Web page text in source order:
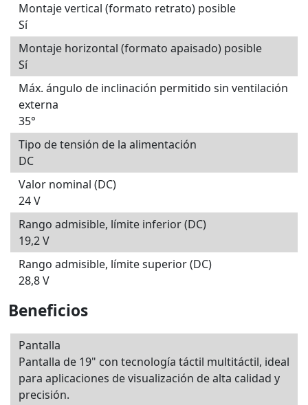
Montaje vertical (formato retrato) posible
Sí
Montaje horizontal (formato apaisado) posible
Sí
Máx. ángulo de inclinación permitido sin ventilación
externa
35°
Tipo de tensión de la alimentación
DC
Valor nominal (DC)
24 V
Rango admisible, límite inferior (DC)
19,2 V
Rango admisible, límite superior (DC)
28,8 V
Beneficios
Pantalla
Pantalla de 19" con tecnología táctil multitáctil, ideal
para aplicaciones de visualización de alta calidad y
precisión.